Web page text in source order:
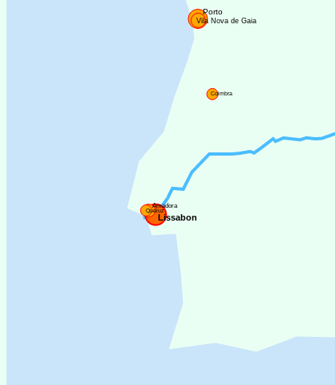
Lissabon
Porto
Vila Nova de Gaia
Amadora
Queluz
Coimbra